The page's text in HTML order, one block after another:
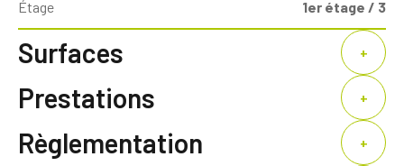
Étage 1er étage / 3
Surfaces +
Prestations +
Règlementation +